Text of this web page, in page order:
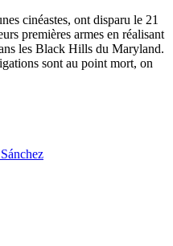
cinéastes, ont disparu le 21
premières armes en réalisant
les Black Hills du Maryland.
sont au point mort, on